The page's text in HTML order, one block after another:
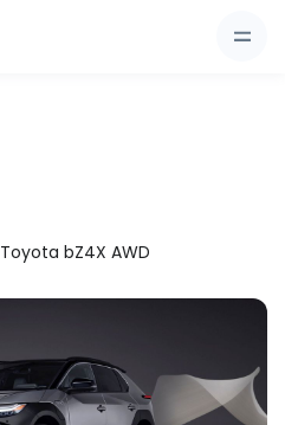
Toyota bZ4X AWD